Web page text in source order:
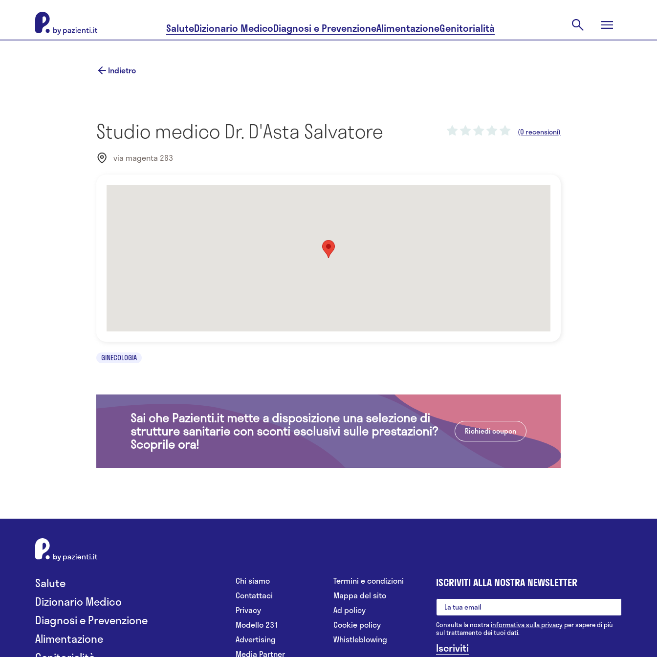
SaluteDizionario MedicoDiagnosi e PrevenzioneAlimentazioneGenitorialità
Indietro
Studio medico Dr. D'Asta Salvatore (0 recensioni)
via magenta 263
GINECOLOGIA
Sai che Pazienti.it mette a disposizione una selezione di
strutture sanitarie con sconti esclusivi sulle prestazioni?
Scoprile ora!
Richiedi coupon
Salute
Dizionario Medico
Diagnosi e Prevenzione
Alimentazione
Chi siamo
Contattaci
Privacy
Modello 231
Advertising
Media Partner
Termini e condizioni
Mappa del sito
Ad policy
Cookie policy
Whistleblowing
ISCRIVITI ALLA NOSTRA NEWSLETTER
Consulta la nostrainformativa sulla privacy per sapere di più
sul trattamento dei tuoi dati.